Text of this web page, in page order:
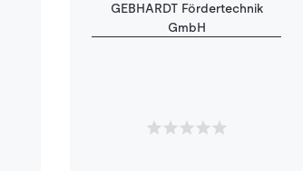
GEBHARDT Fördertechnik
GmbH